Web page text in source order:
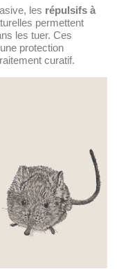
les répulsifs à
permettent
les tuer. Ces
protection
curatif.